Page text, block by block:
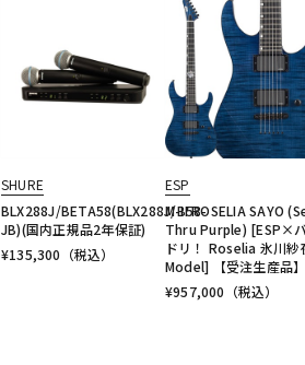
SHURE
BLX288J/BETA58(BLX288J/B58-
JB)(国内正規品2年保証)
¥135,300 （税込）
ESP
M-II ROSELIA SAYO
Thru Purple) [ESP×
ドリ！ Roselia 氷川紗
Model] 【受注生産品
¥957,000 （税込）